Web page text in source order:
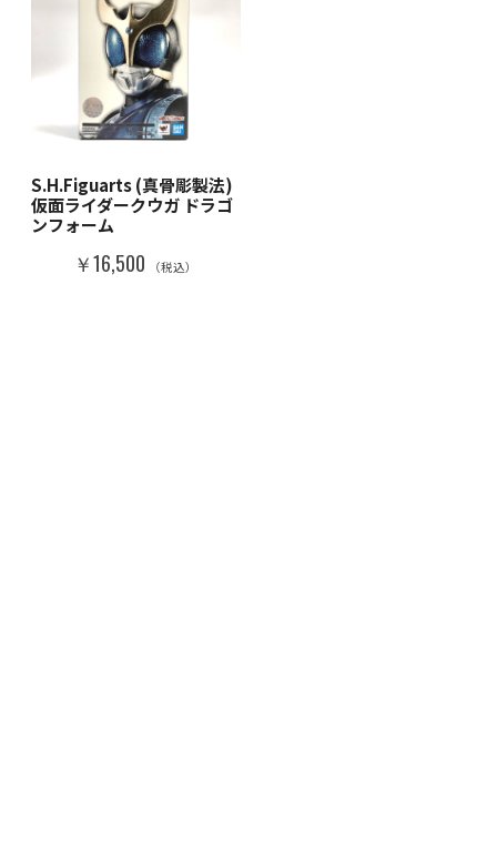
S.H.Figuarts (真骨彫製法)
仮面ライダークウガ ドラゴ
ンフォーム
￥16,500 （税込）